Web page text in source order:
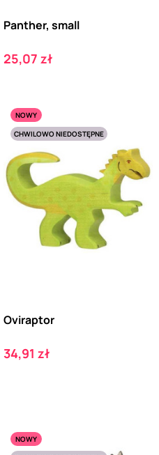
Panther, small
Cena
25,07 zł
NOWY
CHWILOWO NIEDOSTĘPNE
Oviraptor
Cena
34,91 zł
NOWY